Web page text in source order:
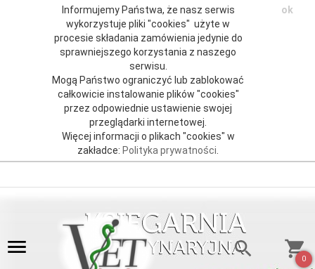
Informujemy Państwa, że nasz serwis
wykorzystuje pliki "cookies" użyte w
procesie składania zamówienia jedynie do
sprawniejszego korzystania z naszego
serwisu.
Mogą Państwo ograniczyć lub zablokować
całkowicie instalowanie plików "cookies"
przez odpowiednie ustawienie swojej
przeglądarki internetowej.
Więcej informacji o plikach "cookies" w
zakładce: Polityka prywatności.
ok
0